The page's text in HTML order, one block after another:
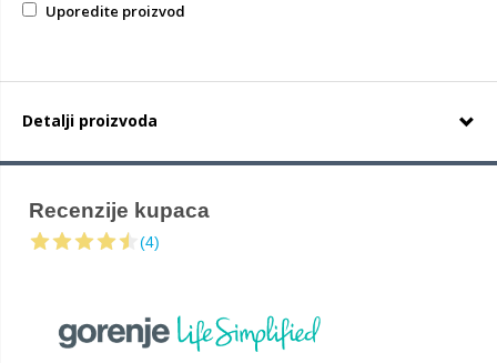
Uporedite proizvod
Detalji proizvoda
Recenzije kupaca
(4)